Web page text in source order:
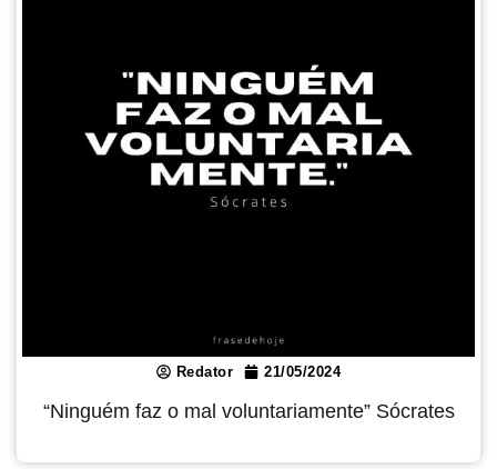
Redator 21/05/2024
“Ninguém faz o mal voluntariamente” Sócrates